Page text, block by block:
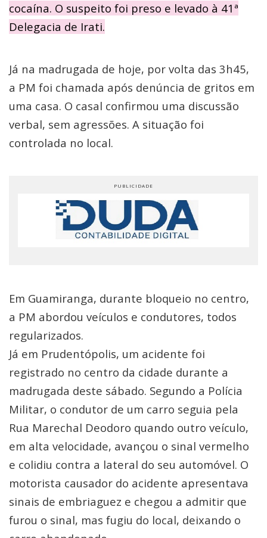
cocaína. O suspeito foi preso e levado à 41ª
Delegacia de Irati.
Já na madrugada de hoje, por volta das 3h45,
a PM foi chamada após denúncia de gritos em
uma casa. O casal confirmou uma discussão
verbal, sem agressões. A situação foi
controlada no local.
Em Guamiranga, durante bloqueio no centro,
a PM abordou veículos e condutores, todos
regularizados.
Já em Prudentópolis, um acidente foi
registrado no centro da cidade durante a
madrugada deste sábado. Segundo a Polícia
Militar, o condutor de um carro seguia pela
Rua Marechal Deodoro quando outro veículo,
em alta velocidade, avançou o sinal vermelho
e colidiu contra a lateral do seu automóvel. O
motorista causador do acidente apresentava
sinais de embriaguez e chegou a admitir que
furou o sinal, mas fugiu do local, deixando o